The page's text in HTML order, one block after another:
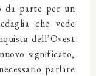
da parte per un
che vede
dell’Ovest
significato,
parlare